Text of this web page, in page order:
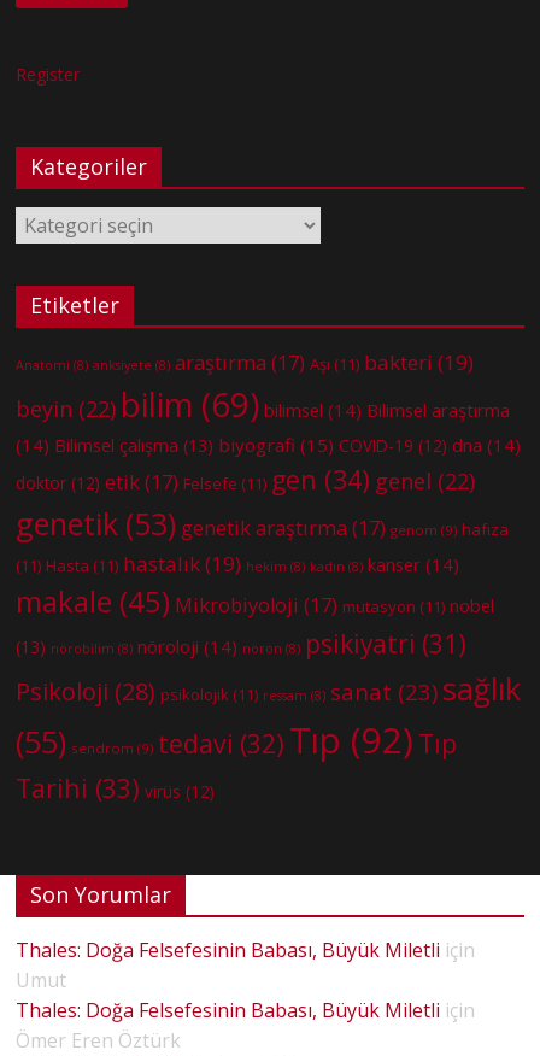
Register
Kategoriler
Kategoriler
Etiketler
Anatomi (8) anksiyete (8) araştırma (17) Aşı (11) bakteri (19)
beyin (22) bilim (69) bilimsel (14) Bilimsel araştırma
(14) Bilimsel çalışma (13) biyografi (15) COVID-19 (12) dna (14)
doktor (12) etik(17) Felsefe (11) gen (34) genel (22)
genetik (53) genetik araştırma (17) genom (9) hafıza
(11) Hasta (11) hastalık(19) hekim (8) kadın (8) kanser (14)
makale (45) Mikrobiyoloji (17) mutasyon (11) nobel
(13) nörobilim (8) nöroloji (14) nöron (8) psikiyatri (31)
Psikoloji (28) psikolojik (11) ressam (8) sanat (23) sağlık
(55) sendrom (9) tedavi (32) Tıp (92) Tıp
Tarihi (33) virüs (12)
Son Yorumlar
Thales: Doğa Felsefesinin Babası, Büyük Miletli için
Umut
Thales: Doğa Felsefesinin Babası, Büyük Miletli için
Ömer Eren Öztürk